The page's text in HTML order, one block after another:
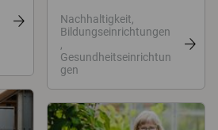
Nachhaltigkeit,
Bildungseinrichtungen
,
Gesundheitseinrichtun
gen